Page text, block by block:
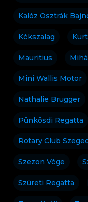
Kalóz Osztrák
Kékszalag Kürt
Mauritius
Mini Wallis Motor
Nathalie Brugger
Pünkösdi Regatta
Rotary Club
Szezon Vége
Szüreti Regatta